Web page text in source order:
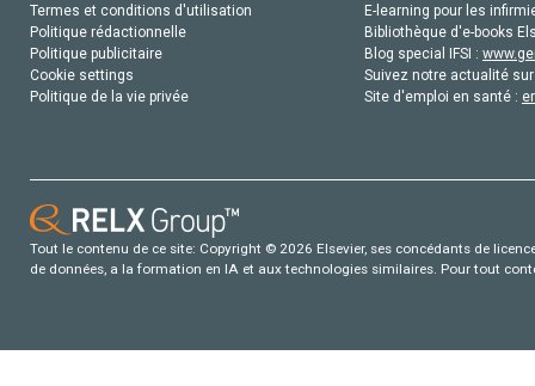
Termes et conditions d'utilisation
Politique rédactionnelle
Politique publicitaire
Cookie settings
Politique de la vie privée
E-learning pour les
Bibliothèque d'e-books
Blog special IFSI :
Suivez notre actualité
Site d'emploi en santé :
Tout le contenu de ce site: Copyright © 2026 Elsevier, ses concédants de
de données, a la formation en IA et aux technologies similaires. Pour tout